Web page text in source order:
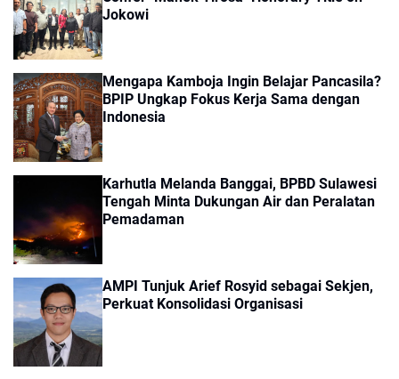
Jokowi
Mengapa Kamboja Ingin Belajar Pancasila?
BPIP Ungkap Fokus Kerja Sama dengan
Indonesia
Karhutla Melanda Banggai, BPBD Sulawesi
Tengah Minta Dukungan Air dan Peralatan
Pemadaman
AMPI Tunjuk Arief Rosyid sebagai Sekjen,
Perkuat Konsolidasi Organisasi